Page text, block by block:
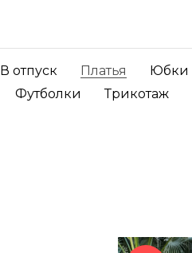
В отпуск Платья Юбки
Футболки
Трикотаж